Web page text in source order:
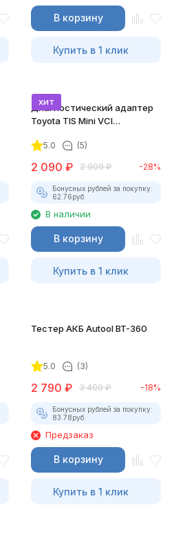
В корзину
Купить в 1 клик
хит
Диагностический адаптер
Toyota TIS Mini VCI
5.0 (5)
2 090 ₽ 2 900 ₽ -28%
Бонусных рублей за покупку:
62.76руб.
В наличии
В корзину
Купить в 1 клик
Тестер АКБ Autool BT-360
5.0 (3)
2 790 ₽ 3 400 ₽ -18%
Бонусных рублей за покупку:
83.78руб.
Предзаказ
В корзину
Купить в 1 клик